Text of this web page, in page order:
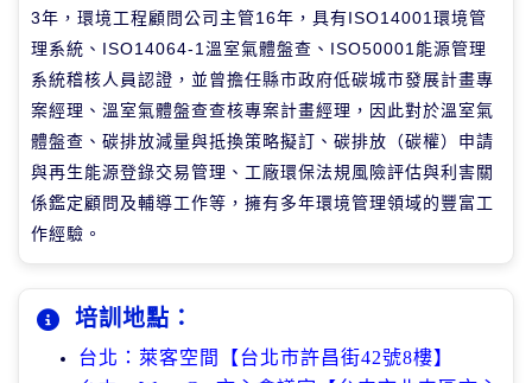
3年，環境工程顧問公司主管16年，具有ISO14001環境管
理系統、ISO14064-1溫室氣體盤查、ISO50001能源管理
系統稽核人員認證，並曾擔任縣市政府低碳城市發展計畫專
案經理、溫室氣體盤查查核專案計畫經理，因此對於溫室氣
體盤查、碳排放減量與抵換策略擬訂、碳排放（碳權）申請
與再生能源登錄交易管理、工廠環保法規風險評估與利害關
係鑑定顧問及輔導工作等，擁有多年環境管理領域的豐富工
作經驗。
培訓地點：
台北：萊客空間【台北市許昌街42號8樓】